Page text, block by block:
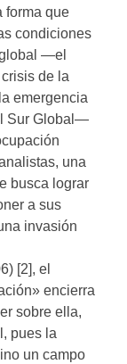
forma que
condiciones
—el
de la
emergencia
Sur Global—
una
busca lograr
a sus
invasión
[2], el
encierra
sobre ella,
pues la
un campo